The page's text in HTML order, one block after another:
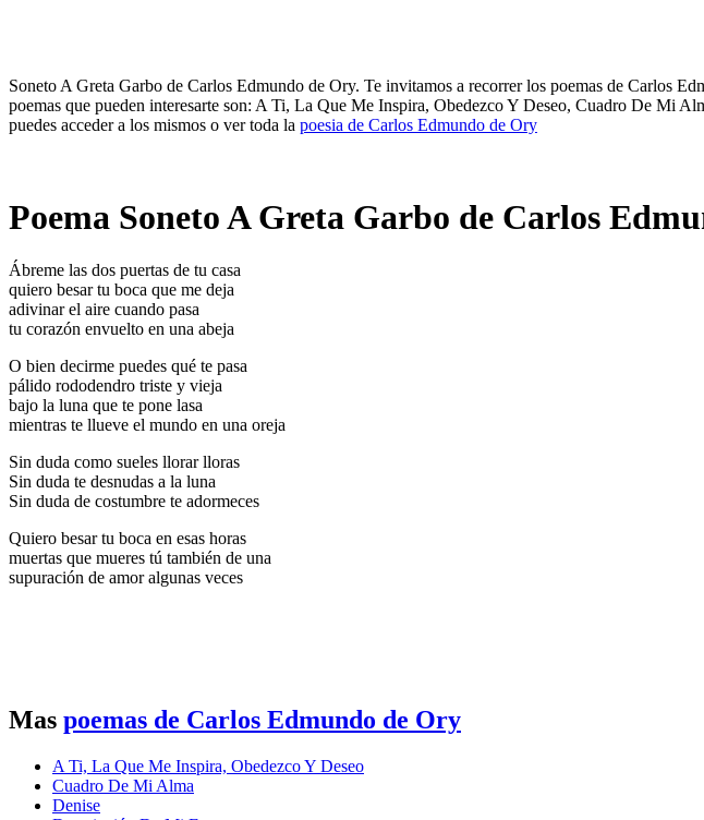
Soneto A Greta Garbo de Carlos Edmundo de Ory. Te invitamos a recorrer los poemas de Carlos
poemas que pueden interesarte son: A Ti, La Que Me Inspira, Obedezco Y Deseo, Cuadro De Mi
puedes acceder a los mismos o ver toda la poesia de Carlos Edmundo de Ory
Poema Soneto A Greta Garbo de Carlos
Ábreme las dos puertas de tu casa
quiero besar tu boca que me deja
adivinar el aire cuando pasa
tu corazón envuelto en una abeja
O bien decirme puedes qué te pasa
pálido rododendro triste y vieja
bajo la luna que te pone lasa
mientras te llueve el mundo en una oreja
Sin duda como sueles llorar lloras
Sin duda te desnudas a la luna
Sin duda de costumbre te adormeces
Quiero besar tu boca en esas horas
muertas que mueres tú también de una
supuración de amor algunas veces
Mas poemas de Carlos Edmundo de Ory
A Ti, La Que Me Inspira, Obedezco Y Deseo
Cuadro De Mi Alma
Denise